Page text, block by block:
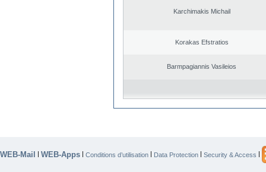
Karchimakis Michail
Korakas Efstratios
Barmpagiannis Vasileios
WEB-Mail | WEB-Apps | Conditions d’utilisation | Data Protection | Security & Access |